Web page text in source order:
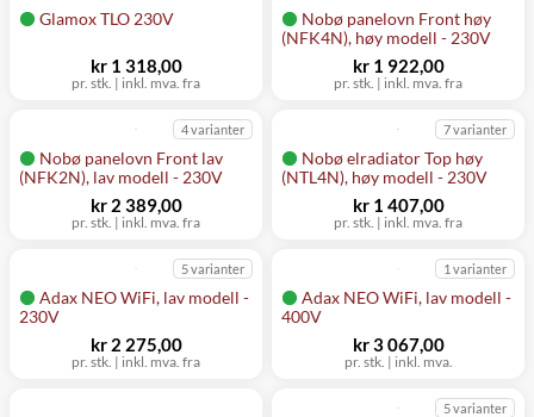
Glamox TLO 230V
pr. stk. | inkl. mva. fra
kr 1 318,00
Nobø panelovn Front høy
(NFK4N), høy modell - 230V
pr. stk. | inkl. mva. fra
kr 1 922,00
Nobø panelovn Front lav
(NFK2N), lav modell - 230V
4 varianter
pr. stk. | inkl. mva. fra
kr 2 389,00
Nobø elradiator Top høy
(NTL4N), høy modell - 230V
7 varianter
pr. stk. | inkl. mva. fra
kr 1 407,00
Adax NEO WiFi, lav modell -
230V
5 varianter
pr. stk. | inkl. mva. fra
kr 2 275,00
Adax NEO WiFi, lav modell -
400V
1 varianter
pr. stk. | inkl. mva.
kr 3 067,00
5 varianter